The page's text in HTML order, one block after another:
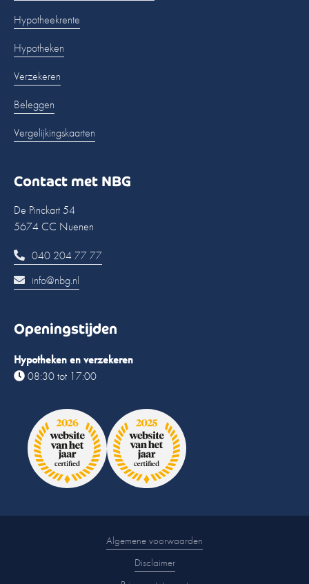
Hypotheekrente
Hypotheken
Verzekeren
Beleggen
Vergelijkingskaarten
Contact met NBG
De Pinckart 54
5674 CC Nuenen
040 204 77 77
info@nbg.nl
Openingstijden
Hypotheken en verzekeren
08:30 tot 17:00
Algemene voorwaarden
Disclaimer